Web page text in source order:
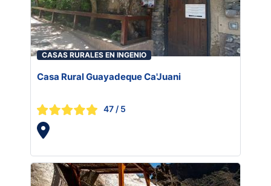
CASAS RURALES EN INGENIO
Casa Rural Guayadeque Ca'Juani
47 / 5